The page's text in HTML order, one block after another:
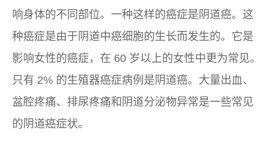
响身体的不同部位。一种这样的癌症是阴道癌。这
种癌症是由于阴道中癌细胞的生长而发生的。它是
影响女性的癌症，在 60 岁以上的女性中更为常见。
只有 2% 的生殖器癌症病例是阴道癌。大量出血、
盆腔疼痛、排尿疼痛和阴道分泌物异常是一些常见
的阴道癌症状。